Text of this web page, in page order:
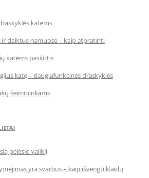
katėms
ir daiktus namuose – kaip atpratinti
katėms paskirtis
katę – daugiafunkcinės draskyklės
šeimininkams
pelėsio valiklį
yra svarbus – kaip išvengti klaidų